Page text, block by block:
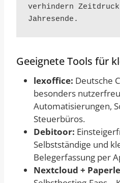
verhindern Zeitdruck
Jahresende.
Geeignete Tools für
lexoffice: Deutsche
besonders
Automatisierungen,
Steuerbüros.
Debitoor:
Selbstständige und
Belegerfassung per
Nextcloud +